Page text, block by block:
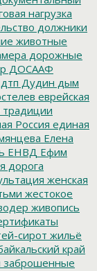
нагрузка
должники
животные
дорожные
ДОСААФ
дтп Дудин дым
еврейская
традиции
Россия единая
Елена
ЕНВД Ефим
дорога
женская
жестокое
живопись
сирот жильё
край
заброшенные